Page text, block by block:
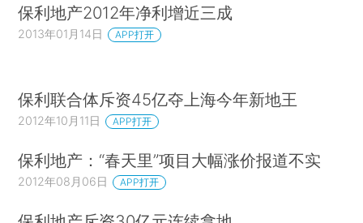
保利地产2012年净利增近三成
2013年01月14日 APP打开
保利联合体斥资45亿夺上海今年新地王
2012年10月11日 APP打开
保利地产：“春天里”项目大幅涨价报道不实
2012年08月06日 APP打开